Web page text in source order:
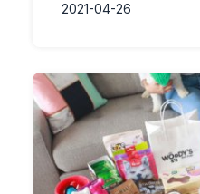
2021-04-26